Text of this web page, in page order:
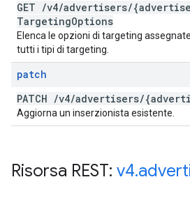
GET /v4/advertisers/
TargetingOptions
Elenca le opzioni di targeting
tutti i tipi di targeting.
patch
PATCH /v4/advertisers/
Aggiorna un inserzionista esistente.
Risorsa REST: v4.